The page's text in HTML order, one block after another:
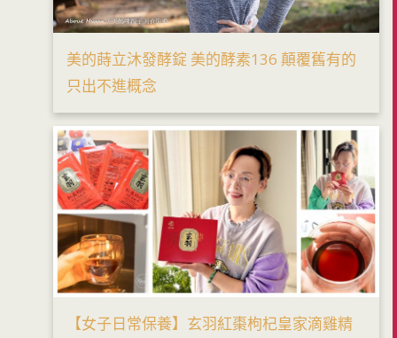
美的蒔立沐發酵錠 美的酵素136 顛覆舊有的
只出不進概念
【女子日常保養】玄羽紅棗枸杞皇家滴雞精